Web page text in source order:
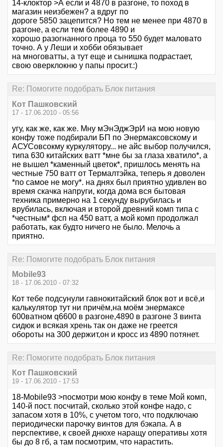
14-клоктор >А если и 4870 в разгоне, то поход в
магазин неизбежен? а вдруг по
дороге 5850 зацепится? Но тем не менее при 4870 в
разгоне, а если тем более 4890 и
хорошо разогнанного проца то 550 будет маловато
точно. А у Леши и хобби обязывает
на многоватты, а тут еще и сынишка подрастает,
свою оверклокню у папы просит.:)
Re: Помогите подобрать Блок питания
Кот Пашковский
17 - 17.06.2010 - 05:56
угу, как же, как же. Мну мЭнЭджЭрИ на мою новую
конфу тоже подбирали БП по Энермаксовскому и
АСУСовсокму куркулятору... не айс выбор получился,
типа 630 китайских ватт *мне бы за глаза хватило*, а
не вышел *каменный цветок*, пришлось менять на
честные 750 ватт от Термалтэйка, теперь я доволен
*по самое не могу*. на днях был приятно удивлен во
время скачка напруги, когда дома вся бытовая
техника примерно на 1 секунду вырубилась и
врубилась, включая и второй древний комп типа с
*честным* фсп на 450 ватт, а мой комп продолжал
работать, как будто ничего не было. Мелочь а
приятно.
Re: Помогите подобрать Блок питания
Mobile93
18 - 17.06.2010 - 07:32
Кот тебе подсунули гавнокитайский блок вот и всё,и
калькулятор тут ни причём,на моём энермаксе
600ватном q6600 в разгоне,4890 в разгоне 3 винта
сидюк и всякая хрень так он даже не греется
обороты на 300 держит,он и кросс из 4890 потянет.
Re: Помогите подобрать Блок питания
Кот Пашковский
19 - 17.06.2010 - 17:53
18-Mobile93 >посмотри мою конфу в теме Мой комп,
140-й пост. посчитай, сколько этой конфе надо, с
запасом хотя в 10%, с учетом того, что подключаю
периодически парочку винтов для бэкапа. А в
перспективе, к своей днюхе наращу оперативы хотя
бы до 8 гб, а там посмотрим, что нарастить.